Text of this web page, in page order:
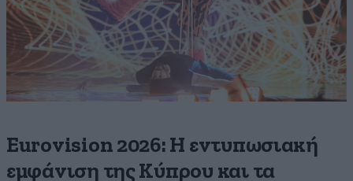
Eurovision 2026: Η εντυπωσιακή
εμφάνιση της Κύπρου και τα